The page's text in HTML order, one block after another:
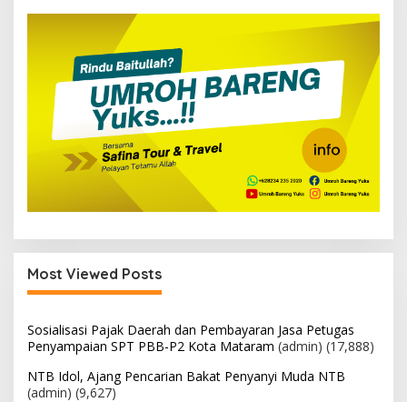
Most Viewed Posts
Sosialisasi Pajak Daerah dan Pembayaran Jasa Petugas
Penyampaian SPT PBB-P2 Kota Mataram (admin) (17,888)
NTB Idol, Ajang Pencarian Bakat Penyanyi Muda NTB
(admin) (9,627)